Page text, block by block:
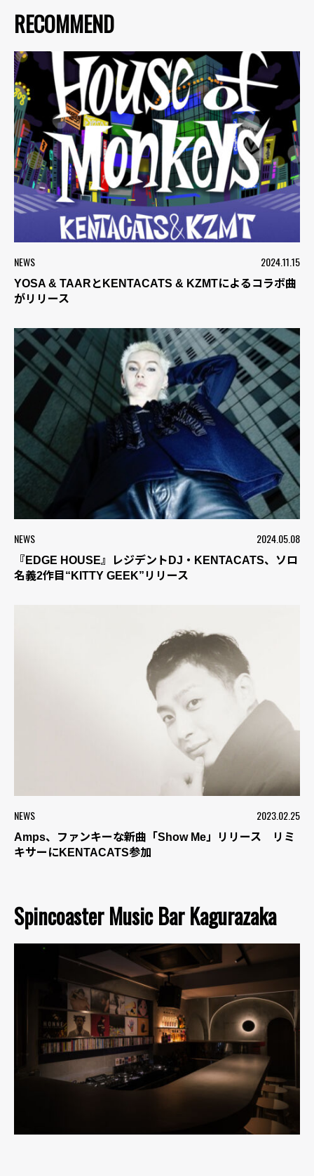
RECOMMEND
NEWS 2024.11.15
YOSA & TAARとKENTACATS & KZMTによるコラボ曲
がリリース
NEWS 2024.05.08
『EDGE HOUSE』レジデントDJ・KENTACATS、ソロ
名義2作目“KITTY GEEK”リリース
NEWS 2023.02.25
Amps、ファンキーな新曲「Show Me」リリース リミ
キサーにKENTACATS参加
Spincoaster Music Bar Kagurazaka